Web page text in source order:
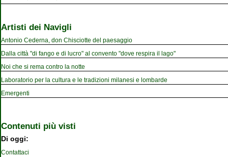
Artisti dei Navigli
Antonio Cederna, don Chisciotte del paesaggio
Dalla città "di fango e di lucro" al convento "dove respira il lago"
Noi che si rema contro la notte
Laboratorio per la cultura e le tradizioni milanesi e lombarde
Emergenti
Contenuti più visti
Di oggi:
Contattaci